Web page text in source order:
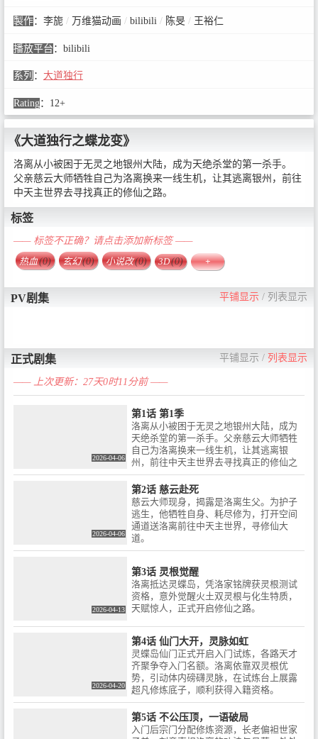
製作： 李旎 /万维猫动画 /bilibili /陈旻 /王裕仁
播放平台 ： bilibili
系列 ： 大道独行
Rating： 12+
《大道独行之蝶龙变》
洛离从⼩被困于⽆灵之地银州⼤陆，成为天绝杀堂的第⼀杀⼿。
⽗亲慈云⼤师牺牲⾃⼰为洛离换来⼀线⽣机，让其逃离银州，前往
中天主世界去寻找真正的修仙之路。
标签
—— 标签不正确？请点击添加新标签 ——
热血(0) 玄幻(0) 小说改(0) 3D(0) +
PV剧集 平铺显示 / 列表显示
正式剧集 平铺显示 / 列表显示
—— 上次更新：27天0时11分前 ——
2026-04-06
第1话 第1季
洛离从⼩被困于⽆灵之地银州⼤陆，成为
天绝杀堂的第⼀杀⼿。⽗亲慈云⼤师牺牲
⾃⼰为洛离换来⼀线⽣机，让其逃离银
州，前往中天主世界去寻找真正的修仙之
路。
2026-04-06
第2话 慈云赴死
慈云大师现身，揭露是洛离生父。为护子
逃生，他牺牲自身、耗尽修为，打开空间
通道送洛离前往中天主世界，寻修仙大
道。
2026-04-13
第3话 灵根觉醒
洛离抵达灵蝶岛，凭洛家铭牌获灵根测试
资格，意外觉醒火土双灵根与化生特质，
天赋惊人，正式开启修仙之路。
2026-04-20
第4话 仙门大开，灵脉如虹
灵蝶岛仙门正式开启入门试炼，各路天才
齐聚争夺入门名额。洛离依靠双灵根优
势，引动体内磅礴灵脉，在试炼台上展露
超凡修炼底子，顺利获得入籍资格。
第5话 不公压顶，一语破局
入门后宗门分配修炼资源，长老偏袒世家